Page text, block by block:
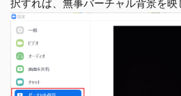
択すれば、無事バーチャル背景を映